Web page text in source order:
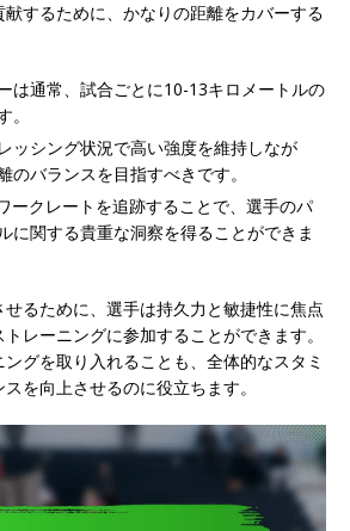
するために、かなりの距離をカバーする
は通常、試合ごとに10-13キロメートルの
ッシング状況で高い強度を維持しなが
のバランスを目指すべきです。
ークレートを追跡することで、選手のパ
に関する貴重な洞察を得ることができま
るために、選手は持久力と敏捷性に焦点
レーニングに参加することができます。
グを取り入れることも、全体的なスタミ
を向上させるのに役立ちます。